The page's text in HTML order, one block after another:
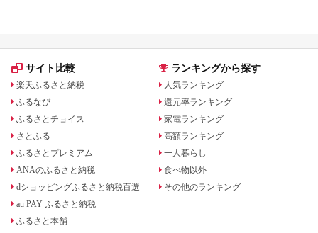
サイト比較
楽天ふるさと納税
ふるなび
ふるさとチョイス
さとふる
ふるさとプレミアム
ANAのふるさと納税
dショッピングふるさと納税百選
au PAY ふるさと納税
ふるさと本舗
ランキングから探す
人気ランキング
還元率ランキング
家電ランキング
高額ランキング
一人暮らし
食べ物以外
その他のランキング